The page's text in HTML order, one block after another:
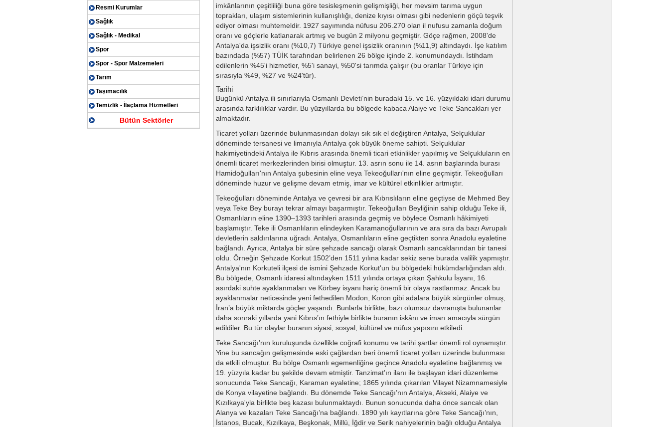
Resmi Kurumlar
Sağlık
Sağlık - Medikal
Spor
Spor - Spor Malzemeleri
Tarım
Taşımacılık
Temizlik - İlaçlama Hizmetleri
Bütün Sektörler
imkânlarının çeşitliliği buna göre tesisleşmenin gelişmişliği, her mevsim tarıma uygun
toprakları, ulaşım sistemlerinin kullanışlılığı, denize kıyısı olması gibi nedenlerin göçü teşvik
ediyor olması muhtemeldir. 1927 sayımında nüfusu 206.270 olan il nufusu zamanla doğum
oranı ve göçlerle katlanarak artmış ve bugün 2 milyonu geçmiştir. Göçe rağmen, 2008'de
Antalya'da işsizlik oranı (%10,7) Türkiye genel işsizlik oranının (%11,9) altındaydı. İşe katılım
bazındada (%57) TÜİK tarafından belirlenen 26 bölge içinde 2. konumundaydı. İstihdam
edilenlerin %45'i hizmetler, %5'i sanayi, %50'si tarımda çalışır (bu oranlar Türkiye için
sırasıyla %49, %27 ve %24'tür).
Tarihi
Bugünkü Antalya ili sınırlarıyla Osmanlı Devleti’nin buradaki 15. ve 16. yüzyıldaki idari durumu
arasında farklılıklar vardır. Bu yüzyıllarda bu bölgede kabaca Alaiye ve Teke Sancakları yer
almaktadır.
Ticaret yolları üzerinde bulunmasından dolayı sık sık el değiştiren Antalya, Selçuklular
döneminde tersanesi ve limanıyla Antalya çok büyük öneme sahipti. Selçuklular
hakimiyetindeki Antalya ile Kıbrıs arasında önemli ticari etkinlikler yapılmış ve Selçukluların en
önemli ticaret merkezlerinden birisi olmuştur. 13. asrın sonu ile 14. asrın başlarında burası
Hamidoğulları'nın Antalya şubesinin eline veya Tekeoğulları'nın eline geçmiştir. Tekeoğulları
döneminde huzur ve gelişme devam etmiş, imar ve kültürel etkinlikler artmıştır.
Tekeoğulları döneminde Antalya ve çevresi bir ara Kıbrıslıların eline geçtiyse de Mehmed Bey
veya Teke Bey burayı tekrar almayı başarmıştır. Tekeoğulları Beyliğinin sahip olduğu Teke ili,
Osmanlıların eline 1390–1393 tarihleri arasında geçmiş ve böylece Osmanlı hâkimiyeti
başlamıştır. Teke ili Osmanlıların elindeyken Karamanoğullarının ve ara sıra da bazı Avrupalı
devletlerin saldırılarına uğradı. Antalya, Osmanlıların eline geçtikten sonra Anadolu eyaletine
bağlandı. Ayrıca, Antalya bir süre şehzade sancağı olarak Osmanlı sancaklarından bir tanesi
oldu. Örneğin Şehzade Korkut 1502’den 1511 yılına kadar sekiz sene burada valilik yapmıştır.
Antalya'nın Korkuteli ilçesi de ismini Şehzade Korkut'un bu bölgedeki hükümdarlığından aldı.
Bu bölgede, Osmanlı idaresi altındayken 1511 yılında ortaya çıkan Şahkulu İsyanı, 16.
asırdaki suhte ayaklanmaları ve Körbey isyanı hariç önemli bir olaya rastlanmaz. Ancak bu
ayaklanmalar neticesinde yeni fethedilen Modon, Koron gibi adalara büyük sürgünler olmuş,
İran’a büyük miktarda göçler yaşandı. Bunlarla birlikte, bazı olumsuz davranışta bulunanlar
daha sonraki yıllarda yani Kıbrıs’ın fethiyle birlikte buranın iskânı ve imarı amacıyla sürgün
edildiler. Bu tür olaylar buranın siyasi, sosyal, kültürel ve nüfus yapısını etkiledi.
Teke Sancağı’nın kuruluşunda özellikle coğrafi konumu ve tarihi şartlar önemli rol oynamıştır.
Yine bu sancağın gelişmesinde eski çağlardan beri önemli ticaret yolları üzerinde bulunması
da etkili olmuştur. Bu bölge Osmanlı egemenliğine geçince Anadolu eyaletine bağlanmış ve
19. yüzyıla kadar bu şekilde devam etmiştir. Tanzimat’ın ilanı ile başlayan idari düzenleme
sonucunda Teke Sancağı, Karaman eyaletine; 1865 yılında çıkarılan Vilayet Nizamnamesiyle
de Konya vilayetine bağlandı. Bu dönemde Teke Sancağı’nın Antalya, Akseki, Alaiye ve
Kızılkaya'yla birlikte beş kazası bulunmaktaydı. Bunun sonucunda daha önce sancak olan
Alanya ve kazaları Teke Sancağı’na bağlandı. 1890 yılı kayıtlarına göre Teke Sancağı’nın,
İstanos, Bucak, Kızılkaya, Beşkonak, Millü, İğdir ve Serik nahiyelerinin bağlı olduğu Antalya